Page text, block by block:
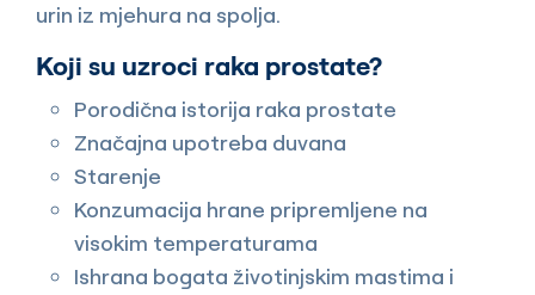
urin iz mjehura na spolja.
Koji su uzroci raka prostate?
Porodična istorija raka prostate
Značajna upotreba duvana
Starenje
Konzumacija hrane pripremljene na
visokim temperaturama
Ishrana bogata životinjskim mastima i